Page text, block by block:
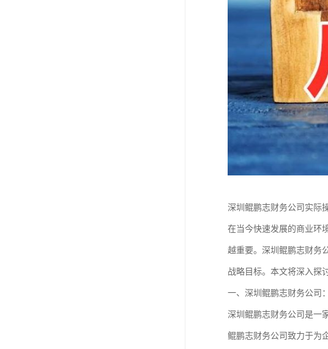
深圳鲲鹏志财务公司实际
在当今快速发展的商业环
越重要。深圳鲲鹏志财务
战略目标。本文将深入探
一、深圳鲲鹏志财务公司
深圳鲲鹏志财务公司是一
鲲鹏志财务公司致力于为